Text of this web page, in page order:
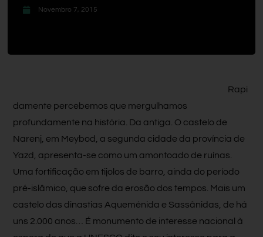
Novembro 7, 2015
Rapi
damente percebemos que mergulhamos
profundamente na história. Da antiga. O castelo de
Narenj, em Meybod, a segunda cidade da província de
Yazd, apresenta-se como um amontoado de ruínas.
Uma fortificação em tijolos de barro, ainda do período
pré-islâmico, que sofre da erosão dos tempos. Mais um
castelo das dinastias Aqueménida e Sassânidas, de há
uns 2.000 anos… É monumento de interesse nacional à